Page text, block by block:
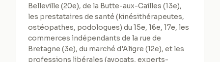
Belleville (20e), de la Butte-aux-Cailles (13e),
les prestataires de santé (kinésithérapeutes,
ostéopathes, podologues) du 15e, 16e, 17e, les
commerces indépendants de la rue de
Bretagne (3e), du marché d'Aligre (12e), et les
professions libérales (avocats, experts-